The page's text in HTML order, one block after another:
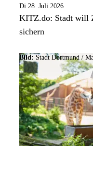
Di 28. Juli 2026
KITZ.do: Stadt will
sichern
Bild: Stadt Dortmund /